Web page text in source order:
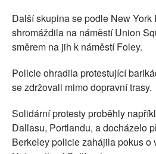
Další skupina se podle New York
shromáždila na náměstí Union
směrem na jih k náměstí Foley.
Policie ohradila protestující
se zdržovali mimo dopravní trasy.
Solidární protesty proběhly
Dallasu, Portlandu, a docházelo
Berkeley policie zahájila pokus o